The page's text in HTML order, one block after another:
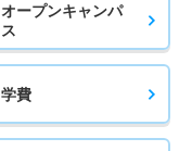
オープンキャンパ
ス
学費